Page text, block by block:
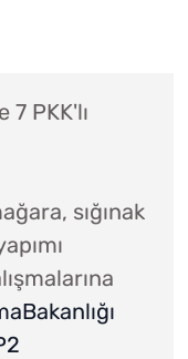
PKK'lı
sığınak